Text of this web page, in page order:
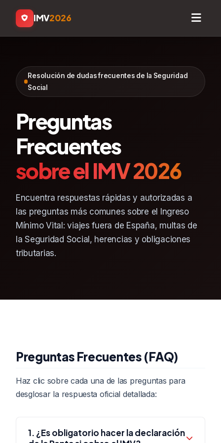
IMV2026
Resolución de dudas frecuentes de la Seguridad
Social
Preguntas
Frecuentes
sobre el IMV 2026
Encuentra respuestas rápidas y autorizadas a
las preguntas más comunes sobre el Ingreso
Mínimo Vital: viajes fuera de España, multas de
la Seguridad Social, herencias y obligaciones
tributarias.
Preguntas Frecuentes (FAQ)
Haz clic sobre cada una de las preguntas para
desglosar la respuesta oficial detallada:
1. ¿Es obligatorio hacer la declaración